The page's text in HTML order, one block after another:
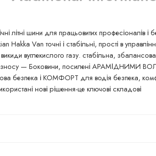
літні шини для працьовитих професіоналів і
Van точні і стабільні, прості в
вуглекислого газу. стабільна,
зносу — Боковини, посилені АРАМІДНИМИ
безпека і КОМФОРТ для водія безпека,
нові рішення-це ключові складові